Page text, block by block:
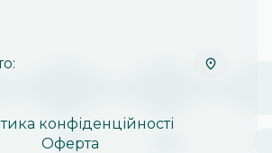
конфіденційності
Оферта